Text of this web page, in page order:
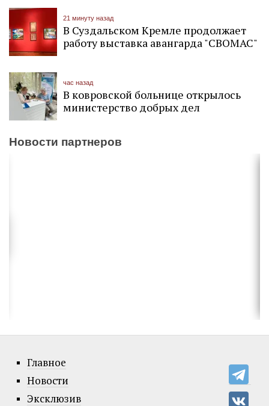
21 минуту назад
В Суздальском Кремле продолжает
работу выставка авангарда "СВОМАС"
час назад
В ковровской больнице открылось
министерство добрых дел
Новости партнеров
Главное
Новости
Эксклюзив